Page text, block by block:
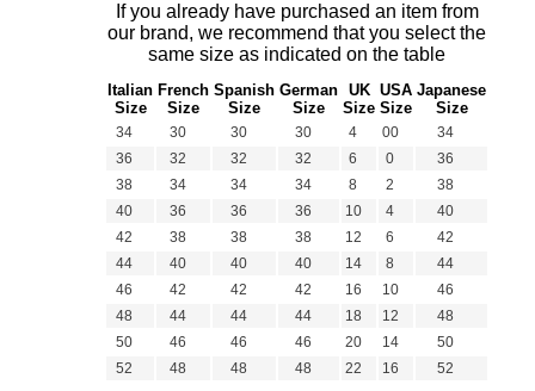
If you already have purchased an item from
our brand, we recommend that you select the
same size as indicated on the table
Italian
Size
French
Size
Spanish
Size
German
Size
UK
Size
USA
Size
Japanese
Size
34 30 30 30 4 00
34
36
32 32 32 6 0
36
38
34 34 34 8 2
38
40
36 36 36 10 4
40
42
38 38 38 12 6
42
44
40 40 40 14 8
44
46
42 42 42 16 10
46
48
44 44 44 18 12
48
50
46 46 46 20 14
50
52
48 48 48 22 16 52